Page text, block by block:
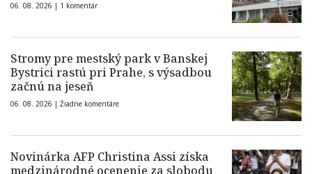
06. 08. 2026 | 1 komentár
Stromy pre mestský park v Banskej
Bystrici rastú pri Prahe, s výsadbou
začnú na jeseň
06. 08. 2026 | Žiadne komentáre
Novinárka AFP Christina Assi získa
medzinárodné ocenenie za slobodu